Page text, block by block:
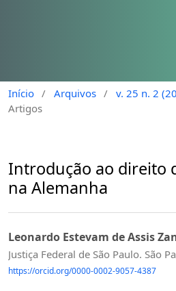
Início / Arquivos / v. 25 n. 2
Artigos
Introdução ao direito
na Alemanha
Leonardo Estevam de Assis
Justiça Federal de São Paulo. São
https://orcid.org/0000-0002-9057-4387